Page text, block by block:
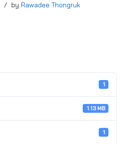
by Rawadee Thongruk
1
1.13 MB
1